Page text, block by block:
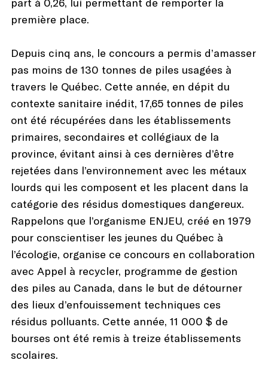
première place.
Depuis cinq ans, le concours a permis d’amasser
pas moins de 130 tonnes de piles usagées à
travers le Québec. Cette année, en dépit du
contexte sanitaire inédit, 17,65 tonnes de piles
ont été récupérées dans les établissements
primaires, secondaires et collégiaux de la
province, évitant ainsi à ces dernières d’être
rejetées dans l’environnement avec les métaux
lourds qui les composent et les placent dans la
catégorie des résidus domestiques dangereux.
Rappelons que l’organisme ENJEU, créé en 1979
pour conscientiser les jeunes du Québec à
l’écologie, organise ce concours en collaboration
avec Appel à recycler, programme de gestion
des piles au Canada, dans le but de détourner
des lieux d’enfouissement techniques ces
résidus polluants. Cette année, 11 000 $ de
bourses ont été remis à treize établissements
scolaires.